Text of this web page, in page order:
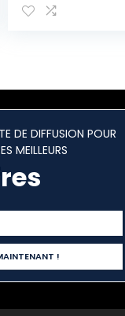
complet
contient pas de
nicotine ni de
5 Résistances)
DE DIFFUSION POUR
MEILLEURS